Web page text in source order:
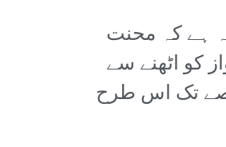
ہے کہ محنت
کو اٹھنے سے
تک اس طرح